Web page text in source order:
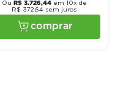
Ou R$ 3.726,44em 10x de
R$ 372 64 sem juros
comprar